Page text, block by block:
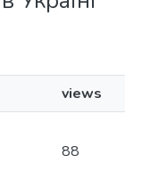
views
88